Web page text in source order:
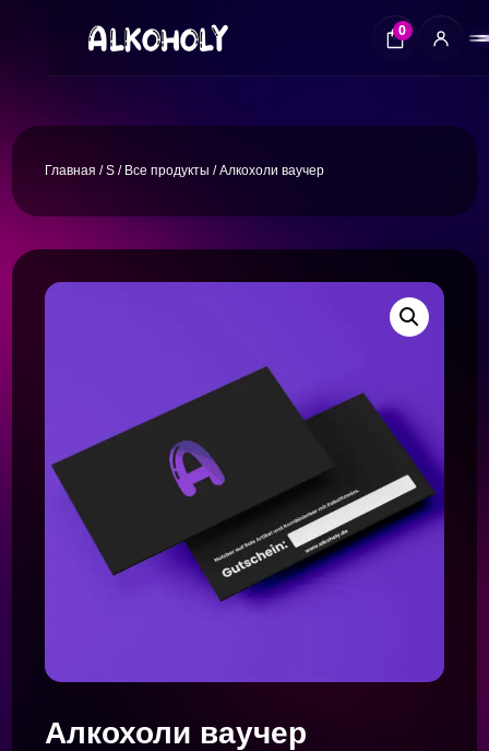
0
Главная /S / Все продукты / Алкохоли ваучер
Алкохоли ваучер